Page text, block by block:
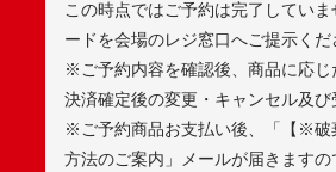
この時点ではご予約は完了してい
ードを会場のレジ窓口へご提示くだ
※ご予約内容を確認後、商品に応じ
決済確定後の変更・キャンセル及び
※ご予約商品お支払い後、「【※破
方法のご案内」メールが届きます